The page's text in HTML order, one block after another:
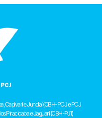
Capivari e Jundiaí (CBH-PCJ e PCJ
Piracicaba e Jaguari (CBH-PJ1)